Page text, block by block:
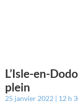
L’Isle-en-
plein
25 janvier 2022 12 h